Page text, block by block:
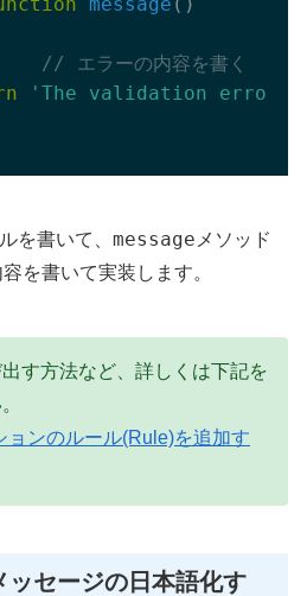
// エラーの内容を書く
'The validation error
を書いて、 message メソッド
を書いて実装します。
す方法など、詳しくは下記を
ョンのルール(Rule)を追加す
ッセージの日本語化す